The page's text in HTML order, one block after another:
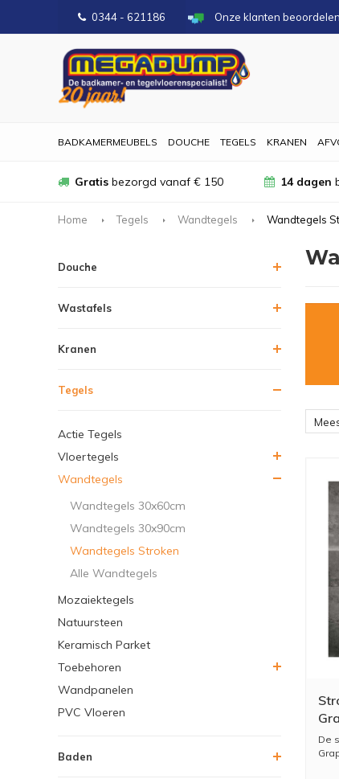
0344 - 621186 Onze klanten
BADKAMERMEUBELS DOUCHE TEGELS KRANEN
Gratis bezorgd vanaf € 150 14 dagen
Home Tegels Wandtegels Wandtegels
Douche
Wastafels
Kranen
Tegels
Actie Tegels
Vloertegels
Wandtegels
Wandtegels 30x60cm
Wandtegels 30x90cm
Wandtegels Stroken
Alle Wandtegels
Mozaiektegels
Natuursteen
Keramisch Parket
Toebehoren
Wandpanelen
PVC Vloeren
Baden
De